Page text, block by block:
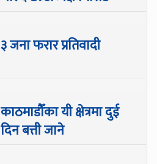
३ जना फरार प्रतिवादी
काठमाडौँका यी क्षेत्रमा दुई
दिन बत्ती जाने